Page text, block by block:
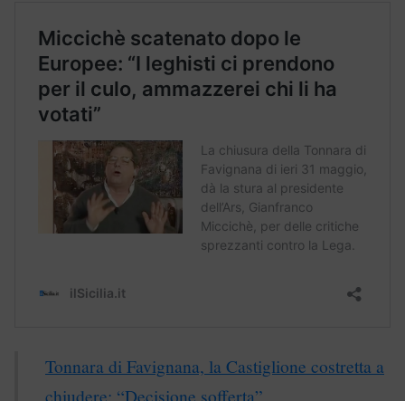
Tonnara di Favignana, la Castiglione costretta a
chiudere: “Decisione sofferta”